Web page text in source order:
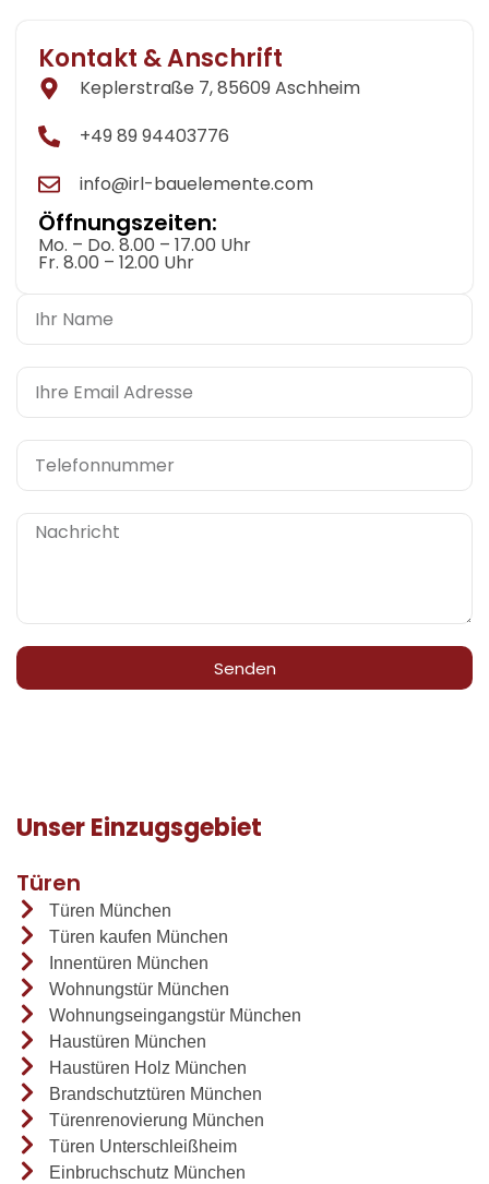
Kontakt & Anschrift
Keplerstraße 7, 85609 Aschheim
+49 89 94403776
info@irl-bauelemente.com
Öffnungszeiten:
Mo. – Do. 8.00 – 17.00 Uhr
Fr. 8.00 – 12.00 Uhr
Senden
Unser Einzugsgebiet
Türen
Türen München
Türen kaufen München
Innentüren München
Wohnungstür München
Wohnungseingangstür München
Haustüren München
Haustüren Holz München
Brandschutztüren München
Türenrenovierung München
Türen Unterschleißheim
Einbruchschutz München